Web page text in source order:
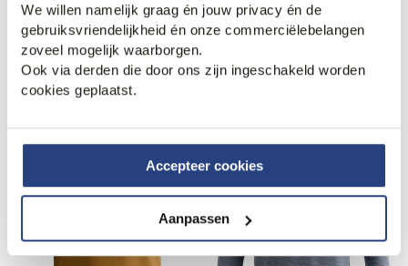
We willen namelijk graag én jouw privacy én de
gebruiksvriendelijkheid én onze commerciëlebelangen
zoveel mogelijk waarborgen.
Ook via derden die door ons zijn ingeschakeld worden
cookies geplaatst.
Accepteer cookies
Aanpassen
PME Legend T-shirt Korte
mouw
29,99
mouw
Nieuw. Nieuw.